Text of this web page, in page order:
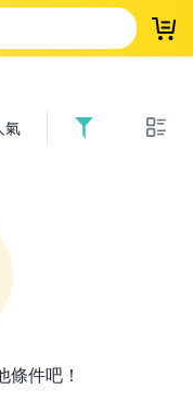
登
氣
件吧！